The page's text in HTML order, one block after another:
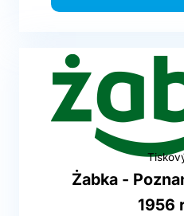
Żabka -
1956